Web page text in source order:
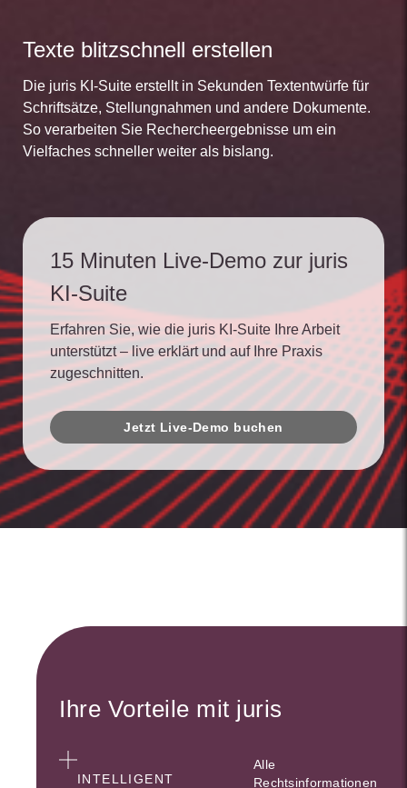
Texte blitzschnell erstellen
Die juris KI-Suite erstellt in Sekunden Textentwürfe für
Schriftsätze, Stellungnahmen und andere Dokumente.
So verarbeiten Sie Rechercheergebnisse um ein
Vielfaches schneller weiter als bislang.
15 Minuten Live-Demo zur juris
KI-Suite
Erfahren Sie, wie die juris KI-Suite Ihre Arbeit
unterstützt – live erklärt und auf Ihre Praxis
zugeschnitten.
Jetzt Live-Demo buchen
Ihre Vorteile mit juris
INTELLIGENT
Alle
Rechtsinformationen